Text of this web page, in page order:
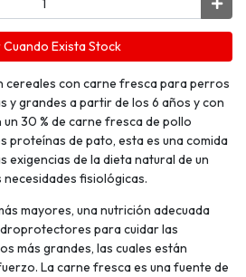
Cuando Exista Stock
cereales con carne fresca para perros
y grandes a partir de los 6 años y con
30 % de carne fresca de pollo
proteínas de pato, esta es una comida
exigencias de la dieta natural de un
fisiológicas.
mayores, una nutrición adecuada
para cuidar las
más grandes, las cuales están
La carne fresca es una fuente de